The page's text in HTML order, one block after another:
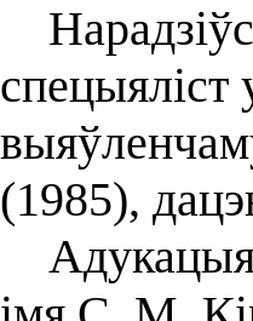
спецыяліст
(1985),
Адукацыя: